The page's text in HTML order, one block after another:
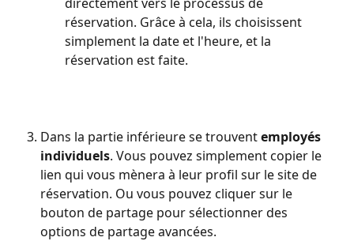
réservation. Grâce à cela, ils choisissent
simplement la date et l'heure, et la
réservation est faite.
Dans la partie inférieure se trouvent employés
individuels. Vous pouvez simplement copier le
lien qui vous mènera à leur profil sur le site de
réservation. Ou vous pouvez cliquer sur le
bouton de partage pour sélectionner des
options de partage avancées.